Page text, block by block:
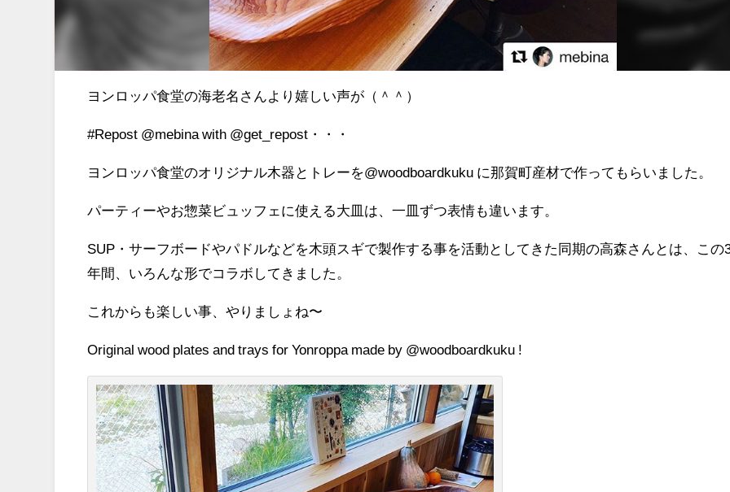
ヨンロッパ食堂の海老名さんより嬉しい声が（＾＾）
#Repost @mebina with @get_repost・・・
ヨンロッパ食堂のオリジナル木器とトレーを@woodboardkuku に那賀町産材で作ってもらいました。
パーティーやお惣菜ビュッフェに使える大皿は、一皿ずつ表情も違います。
SUP・サーフボードやパドルなどを木頭スギで製作する事を活動としてきた同期の高森さんとは、この
年間、いろんな形でコラボしてきました。
これからも楽しい事、やりましょね〜
Original wood plates and trays for Yonroppa made by @woodboardkuku !